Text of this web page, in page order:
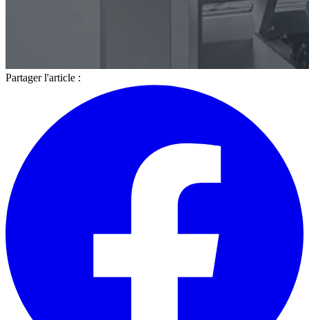
Partager l'article :